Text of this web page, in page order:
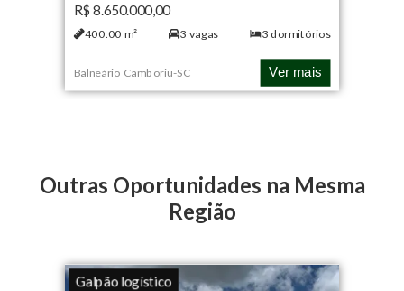
R$ 8.650.000,00
400.00 m² 3 vagas 3 dormitórios
Balneário Camboriú-SC Ver mais
Outras Oportunidades na Mesma
Região
Galpão logístico